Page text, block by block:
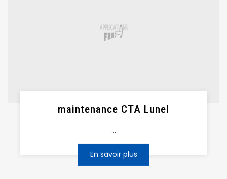
maintenance CTA Lunel
...
En savoir plus